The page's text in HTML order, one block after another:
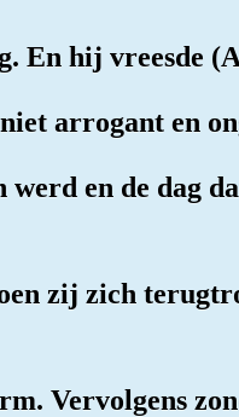
En hij vreesde
arrogant en
en de dag
zij zich
Vervolgens